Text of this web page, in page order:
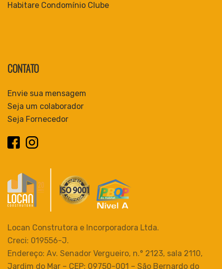
Habitare Condomínio Clube
CONTATO
Envie sua mensagem
Seja um colaborador
Seja Fornecedor
Locan Construtora e Incorporadora Ltda.
Creci: 019556-J.
Endereço: Av. Senador Vergueiro, n.° 2123, sala 2110,
Jardim do Mar – CEP: 09750-001 – São Bernardo do